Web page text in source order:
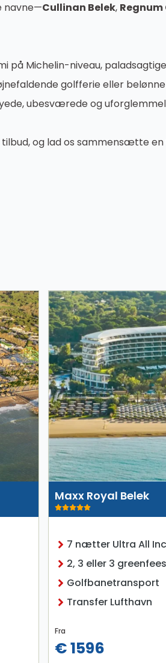
navne—Cullinan Belek,
Michelin-niveau,
golfferie eller
ubesværede og
og lad os sammensætte
Maxx Royal Belek
7 nætter Ultra All
2, 3 eller 3 greenfees
Golfbanetransport
Transfer Lufthavn
Fra
€ 1596